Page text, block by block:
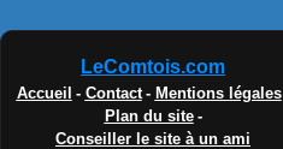
LeComtois.com
Accueil - Contact - Mentions légales
Plan du site -
Conseiller le site à un ami